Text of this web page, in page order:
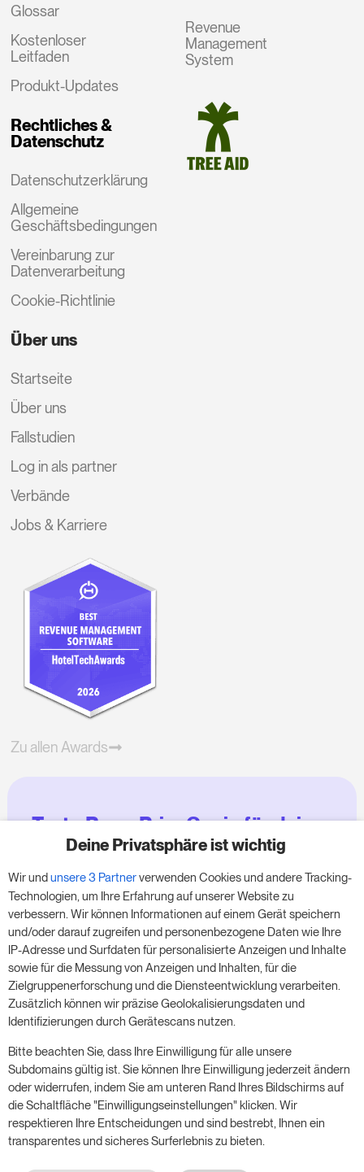
Glossar
Kostenloser
Leitfaden
Produkt-Updates
Rechtliches &
Datenschutz
Datenschutzerklärung
Allgemeine
Geschäftsbedingungen
Vereinbarung zur
Datenverarbeitung
Cookie-Richtlinie
Revenue
Management
System
Über uns
Startseite
Über uns
Fallstudien
Log in als partner
Verbände
Jobs & Karriere
Zu allen Awards
Teste RoomPriceGenie für deine
Zimmer
Nutze unsere 14-tägige Testversion und steigere
deinen Umsatz jetzt – ganz ohne Verpflichtung.
Buche einen Termin, um deine kostenlose 14-
tägige Testphase zu starten.
Ein Meeting buchen
Deine Privatsphäre ist wichtig
Wir undunsere 3 Partnerverwenden Cookies und andere Tracking-
Technologien, um Ihre Erfahrung auf unserer Website zu
verbessern. Wir können Informationen auf einem Gerät speichern
und/oder darauf zugreifen und personenbezogene Daten wie Ihre
IP-Adresse und Surfdaten für personalisierte Anzeigen und Inhalte
sowie für die Messung von Anzeigen und Inhalten, für die
Zielgruppenerforschung und die Diensteentwicklung verarbeiten.
Zusätzlich können wir präzise Geolokalisierungsdaten und
Identifizierungen durch Gerätescans nutzen.
Bitte beachten Sie, dass Ihre Einwilligung für alle unsere
Subdomains gültig ist. Sie können Ihre Einwilligung jederzeit ändern
oder widerrufen, indem Sie am unteren Rand Ihres Bildschirms auf
die Schaltfläche "Einwilligungseinstellungen" klicken. Wir
respektieren Ihre Entscheidungen und sind bestrebt, Ihnen ein
transparentes und sicheres Surferlebnis zu bieten.